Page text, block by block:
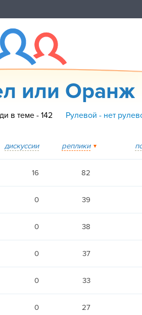
или Оранж
в теме - 142 Рулевой - нет
дискуссии реплики
16 82
0 39
0 38
0 37
0 33
0 27